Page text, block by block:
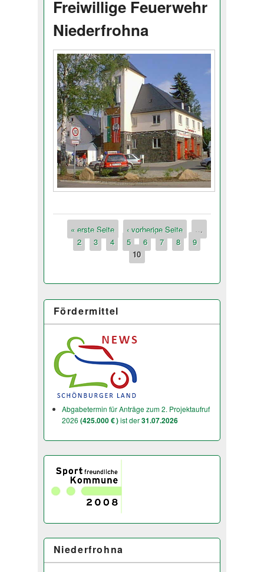
Freiwillige Feuerwehr
Niederfrohna
Seiten
« erste Seite ‹ vorherige Seite
…
2
3 4 5 6 7 8
9
10
Fördermittel
Abgabetermin für Anträge zum 2. Projektaufruf
2026 (425.000 € )ist der31.07.2026
Niederfrohna